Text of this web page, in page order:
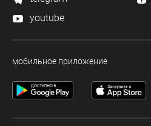
youtube
мобильное приложение